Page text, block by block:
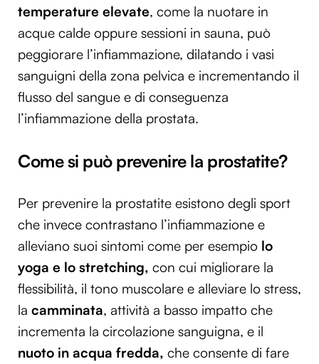
temperature elevate, come la nuotare in
acque calde oppure sessioni in sauna, può
peggiorare l’infiammazione, dilatando i vasi
sanguigni della zona pelvica e incrementando il
flusso del sangue e di conseguenza
l’infiammazione della prostata.
Come si può prevenire la prostatite?
Per prevenire la prostatite esistono degli sport
che invece contrastano l’infiammazione e
alleviano suoi sintomi come per esempio lo
yoga e lo stretching, con cui migliorare la
flessibilità, il tono muscolare e alleviare lo stress,
la camminata, attività a basso impatto che
incrementa la circolazione sanguigna, e il
nuoto in acqua fredda, che consente di fare